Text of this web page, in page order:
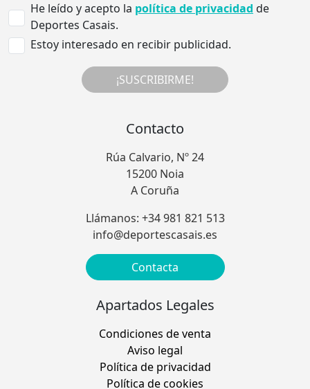
He leído y acepto la política de privacidad de
Deportes Casais.
Estoy interesado en recibir publicidad.
¡SUSCRIBIRME!
Contacto
Rúa Calvario, Nº 24
15200 Noia
A Coruña
Llámanos: +34 981 821 513
info@deportescasais.es
Contacta
Apartados Legales
Condiciones de venta
Aviso legal
Política de privacidad
Política de cookies